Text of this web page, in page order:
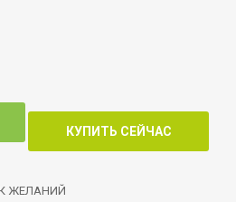
ЖЕЛАНИЙ